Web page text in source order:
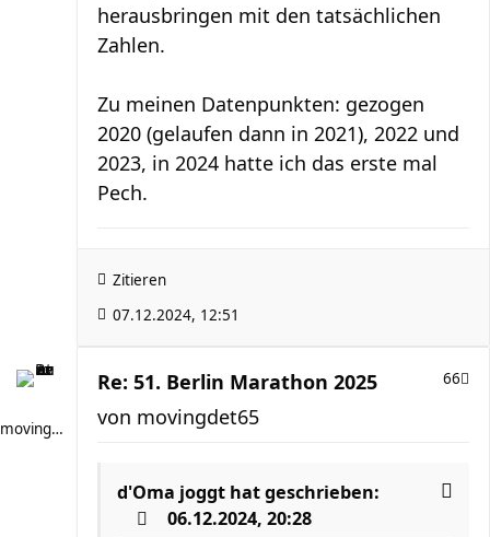
herausbringen mit den tatsächlichen
Zahlen.
Zu meinen Datenpunkten: gezogen
2020 (gelaufen dann in 2021), 2022 und
2023, in 2024 hatte ich das erste mal
Pech.
Zitieren
07.12.2024, 12:51
movingdet65
Re: 51. Berlin Marathon 2025 66
von movingdet65
d'Oma joggt hat geschrieben:
06.12.2024, 20:28